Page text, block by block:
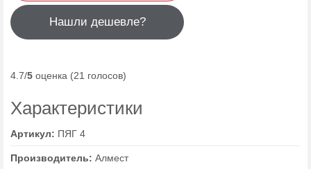
Нашли дешевле?
4.7/5 оценка (21 голосов)
Характеристики
Артикул: ПЯГ 4
Производитель: Алмест